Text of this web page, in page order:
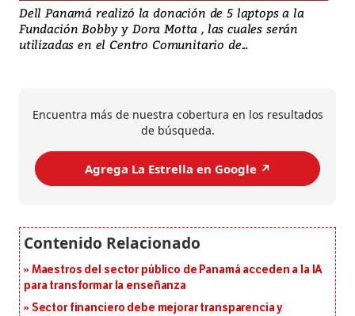
Dell Panamá realizó la donación de 5 laptops a la
Fundación Bobby y Dora Motta , las cuales serán
utilizadas en el Centro Comunitario de...
Encuentra más de nuestra cobertura en los resultados
de búsqueda.
Agrega La Estrella en Google ↗️
Maestros del sector público de Panamá acceden a la IA
para transformar la enseñanza
Sector financiero debe mejorar transparencia y